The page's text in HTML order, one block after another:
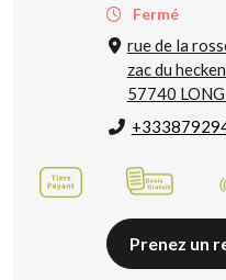
Fermé
rue de la
zac du
57740
Prenez un